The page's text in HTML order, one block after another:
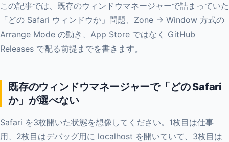
この記事では、既存のウィンドウマネージャーで詰まっていた
「どの Safari ウィンドウか」問題、Zone → Window 方式の
Arrange Mode の動き、App Store ではなく GitHub
Releases で配る前提までを書きます。
既存のウィンドウマネージャーで「どの Safari
か」が選べない
Safari を3枚開いた状態を想像してください。1枚目は仕事
用、2枚目はデバッグ用に localhost を開いていて、3枚目は